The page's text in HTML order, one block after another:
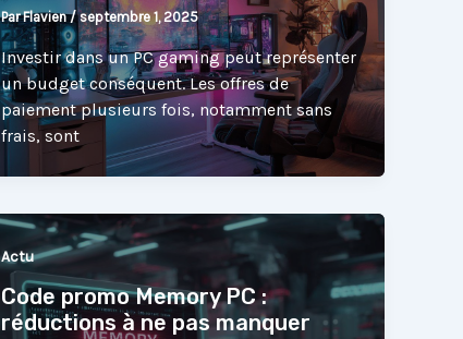
ParFlavien/septembre 1, 2025
Investir dans un PC gaming peut représenter
un budget conséquent. Les offres de
paiement plusieurs fois, notamment sans
frais, sont
Actu
Code promo Memory PC :
réductions à ne pas manquer